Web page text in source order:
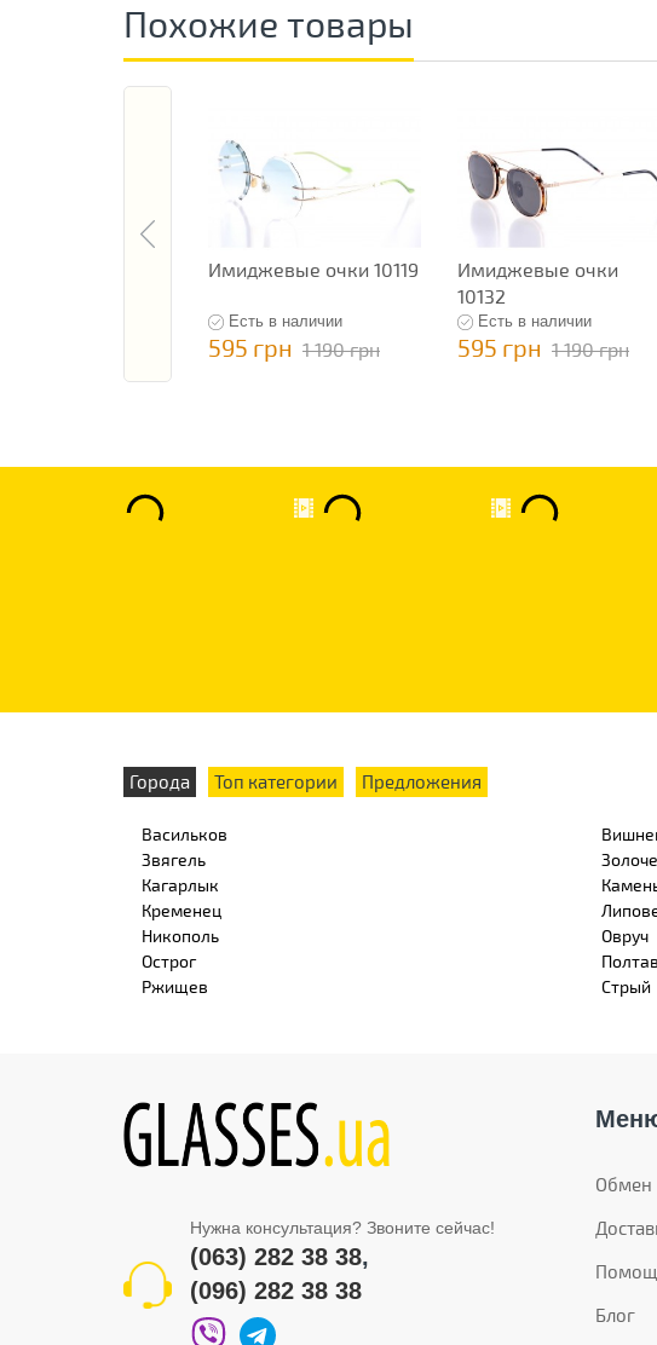
Похожие товары
Имиджевые очки 10119
Есть в наличии
595 грн 1 190 грн
Имиджевые очки
10132
Есть в наличии
595 грн 1 190 грн
Города Топ категории Предложения
Васильков
Звягель
Кагарлык
Кременец
Никополь
Овруч
Острог
Ржищев
Стрый
Нужна консультация? Звоните сейчас!
(063) 282 38 38,
(096) 282 38 38
Обмен
Блог